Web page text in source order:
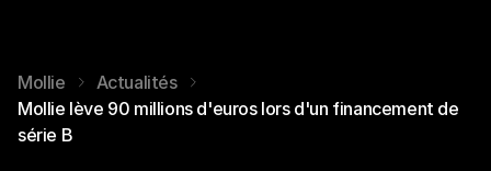
Mollie
Actualités
Mollie lève 90 millions d'euros lors d'un financement de
série B